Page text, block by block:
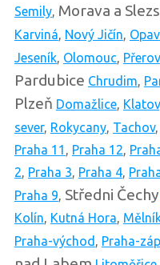
Semily, Morava a
Karviná, Nový Jičín,
Jeseník, Olomouc, Přerov
Pardubice Chrudim,
Plzeň Domažlice,
sever, Rokycany, Tachov,
Praha 11 , Praha 12,
2, Praha 3, Praha 4,
Praha 9, Středni Čechy
Kolín, Kutná Hora,
Praha-východ , Praha-